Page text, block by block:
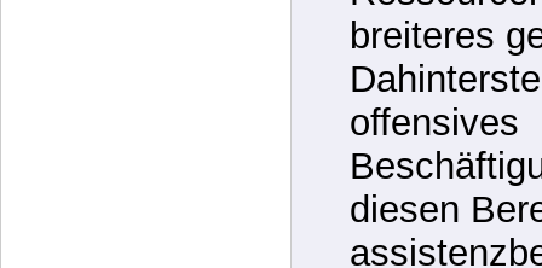
diesen
breiteres
offensives